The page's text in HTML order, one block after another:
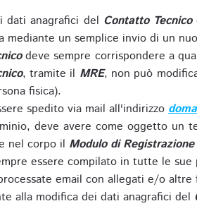
dati anagrafici del Contatto Tecnico
mediante un semplice invio di un
deve sempre corrispondere a
, tramite il MRE, non può
fisica).
spedito via mail all'indirizzo
deve avere come oggetto un
nel corpo il Modulo di
essere compilato in tutte le
email con allegati e/o
alla modifica dei dati anagrafici del